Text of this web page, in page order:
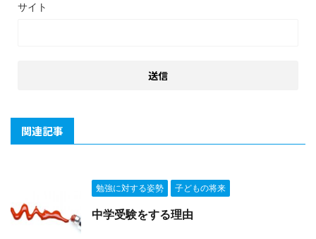
サイト
関連記事
勉強に対する姿勢 子どもの将来
中学受験をする理由